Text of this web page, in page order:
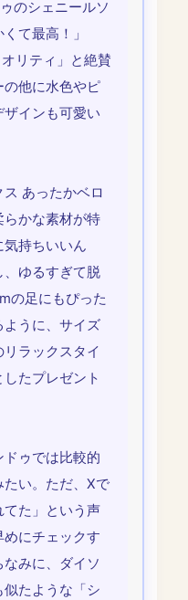
のシェニールソ
て最高！」
リティ」と絶賛
他に水色やピ
インも可愛い
あったかベロ
かな素材が特
持ちいいん
ゆるすぎて脱
の足にもぴった
ように、サイズ
ラックスタイ
たプレゼント
ゥでは比較的
い。ただ、Xで
てた」という声
めにチェックす
みに、ダイソ
たような「シ